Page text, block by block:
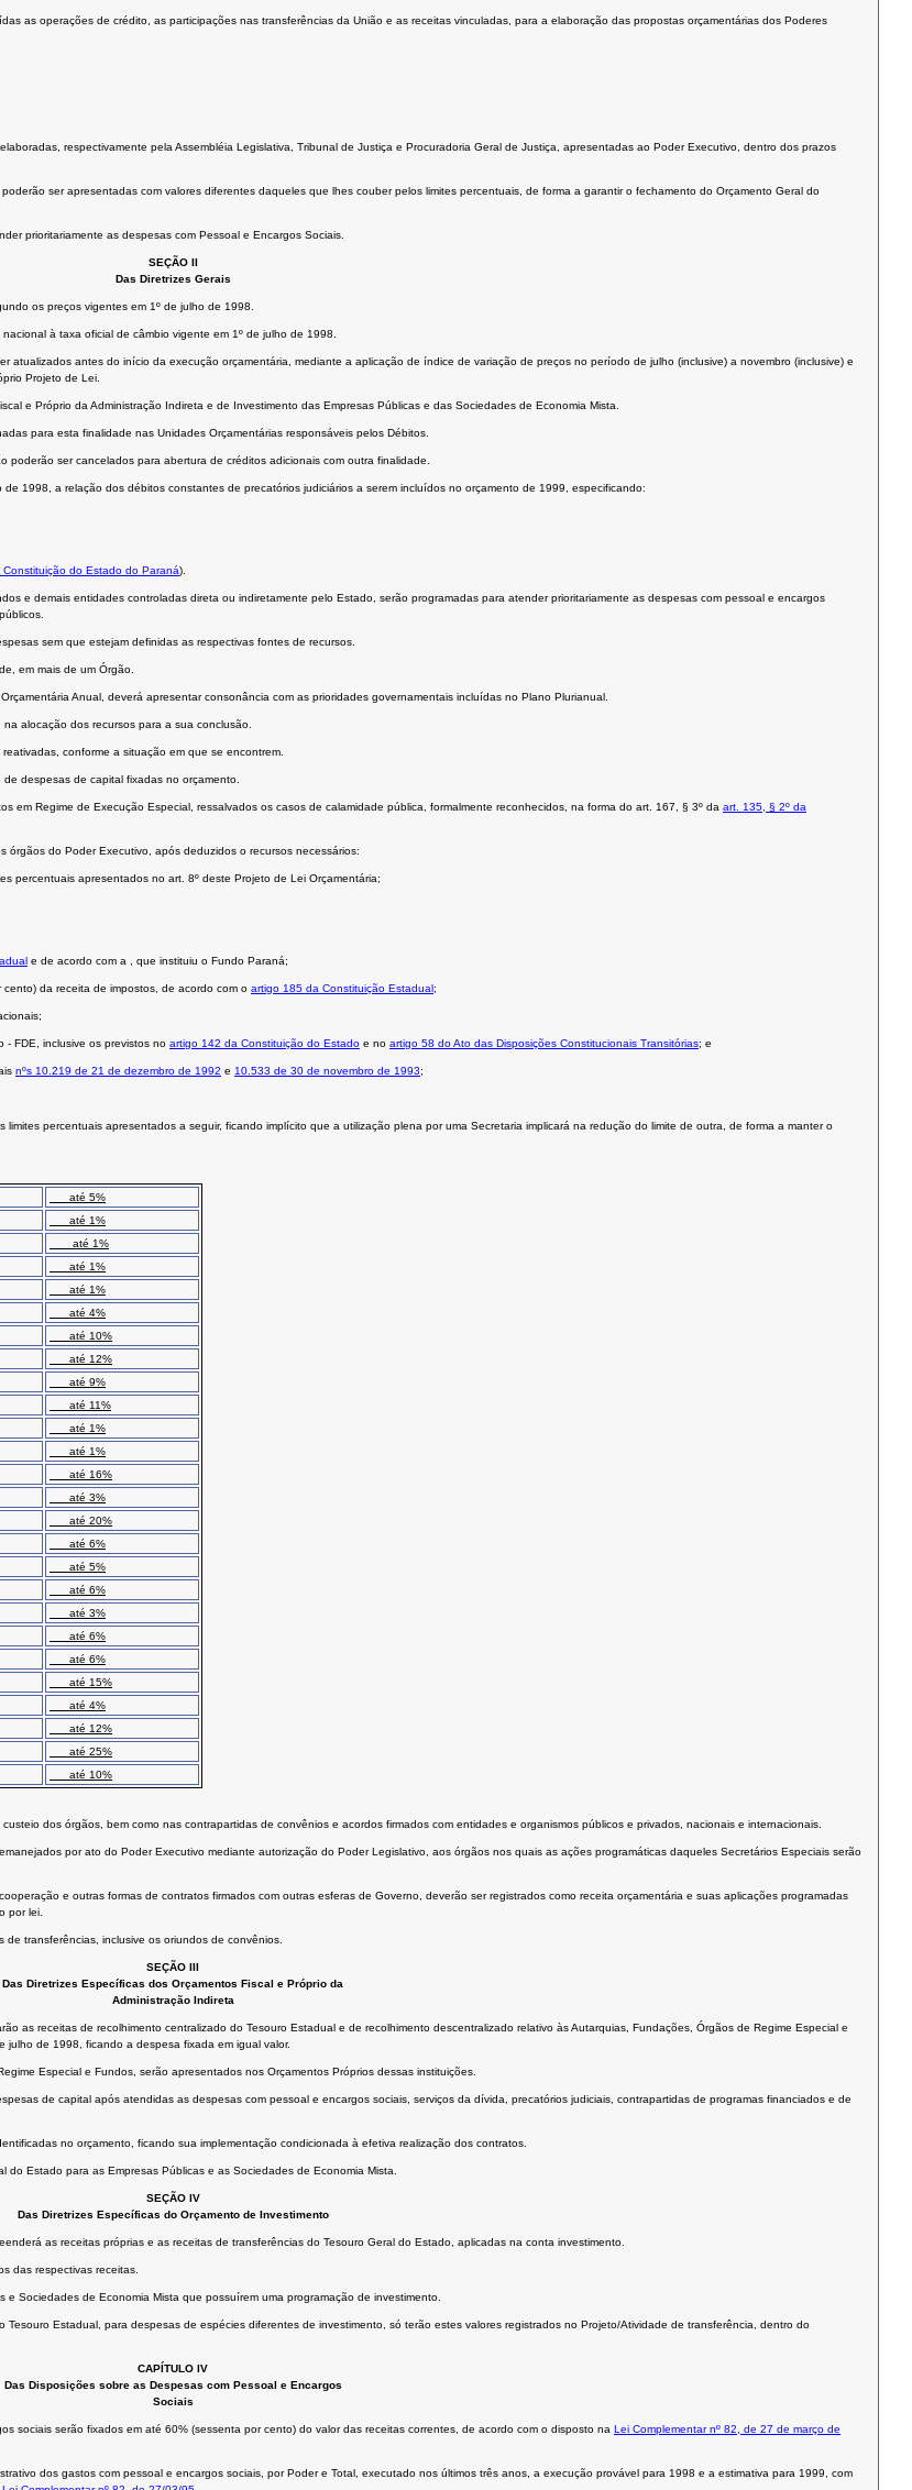
as operações de crédito, as participações nas transferências da União e as receitas vinculadas, para a elaboração das propostas orçamentárias dos Poderes
respectivamente pela Assembléia Legislativa, Tribunal de Justiça e Procuradoria Geral de Justiça, apresentadas ao Poder Executivo, dentro dos prazos
ser apresentadas com valores diferentes daqueles que lhes couber pelos limites percentuais, de forma a garantir o fechamento do Orçamento Geral do
prioritariamente as despesas com Pessoal e Encargos Sociais.
SEÇÃO II
Das Diretrizes Gerais
os preços vigentes em 1º de julho de 1998.
à taxa oficial de câmbio vigente em 1º de julho de 1998.
antes do início da execução orçamentária, mediante a aplicação de índice de variação de preços no período de julho (inclusive) a novembro (inclusive) e
Projeto de Lei.
e Próprio da Administração Indireta e de Investimento das Empresas Públicas e das Sociedades de Economia Mista.
para esta finalidade nas Unidades Orçamentárias responsáveis pelos Débitos.
ser cancelados para abertura de créditos adicionais com outra finalidade.
1998, a relação dos débitos constantes de precatórios judiciários a serem incluídos no orçamento de 1999, especificando:
do Estado do Paraná).
e demais entidades controladas direta ou indiretamente pelo Estado, serão programadas para atender prioritariamente as despesas com pessoal e encargos
sem que estejam definidas as respectivas fontes de recursos.
em mais de um Órgão.
Anual, deverá apresentar consonância com as prioridades governamentais incluídas no Plano Plurianual.
alocação dos recursos para a sua conclusão.
conforme a situação em que se encontrem.
despesas de capital fixadas no orçamento.
em Regime de Execução Especial, ressalvados os casos de calamidade pública, formalmente reconhecidos, na forma do art. 167, § 3º da art. 135, § 2º da
do Poder Executivo, após deduzidos o recursos necessários:
percentuais apresentados no art. 8º deste Projeto de Lei Orçamentária;
e de acordo com a , que instituiu o Fundo Paraná;
da receita de impostos, de acordo com o artigo 185 da Constituição Estadual;
- FDE, inclusive os previstos no artigo 142 da Constituição do Estado e no artigo 58 do Ato das Disposições Constitucionais Transitórias; e
nºs 10.219 de 21 de dezembro de 1992 e 10.533 de 30 de novembro de 1993;
percentuais apresentados a seguir, ficando implícito que a utilização plena por uma Secretaria implicará na redução do limite de outra, de forma a manter o
até 5%
até 1%
até 1%
até 1%
até 1%
até 4%
até 10%
até 12%
até 9%
até 11%
até 1%
até 1%
até 16%
até 3%
até 20%
até 6%
até 5%
até 6%
até 3%
até 6%
até 6%
até 15%
até 4%
até 12%
até 25%
até 10%
dos órgãos, bem como nas contrapartidas de convênios e acordos firmados com entidades e organismos públicos e privados, nacionais e internacionais.
por ato do Poder Executivo mediante autorização do Poder Legislativo, aos órgãos nos quais as ações programáticas daqueles Secretários Especiais serão
e outras formas de contratos firmados com outras esferas de Governo, deverão ser registrados como receita orçamentária e suas aplicações programadas
por lei.
transferências, inclusive os oriundos de convênios.
SEÇÃO III
Das Diretrizes Específicas dos Orçamentos Fiscal e Próprio da
Administração Indireta
as receitas de recolhimento centralizado do Tesouro Estadual e de recolhimento descentralizado relativo às Autarquias, Fundações, Órgãos de Regime Especial e
julho de 1998, ficando a despesa fixada em igual valor.
Especial e Fundos, serão apresentados nos Orçamentos Próprios dessas instituições.
de capital após atendidas as despesas com pessoal e encargos sociais, serviços da dívida, precatórios judiciais, contrapartidas de programas financiados e de
no orçamento, ficando sua implementação condicionada à efetiva realização dos contratos.
Estado para as Empresas Públicas e as Sociedades de Economia Mista.
SEÇÃO IV
Das Diretrizes Específicas do Orçamento de Investimento
as receitas próprias e as receitas de transferências do Tesouro Geral do Estado, aplicadas na conta investimento.
das respectivas receitas.
Sociedades de Economia Mista que possuírem uma programação de investimento.
Estadual, para despesas de espécies diferentes de investimento, só terão estes valores registrados no Projeto/Atividade de transferência, dentro do
CAPÍTULO IV
Das Disposições sobre as Despesas com Pessoal e Encargos
Sociais
sociais serão fixados em até 60% (sessenta por cento) do valor das receitas correntes, de acordo com o disposto na Lei Complementar nº 82, de 27 de março de
dos gastos com pessoal e encargos sociais, por Poder e Total, executado nos últimos três anos, a execução provável para 1998 e a estimativa para 1999, com